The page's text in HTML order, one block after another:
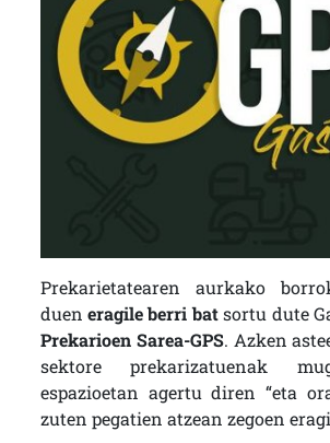
Prekarietatearen aurkako
dueneragile berri batsortu dute
Prekarioen Sarea-GPS. Azken
sektore prekarizatuenak
espazioetan agertu diren “eta
zuten pegatien atzean zegoen